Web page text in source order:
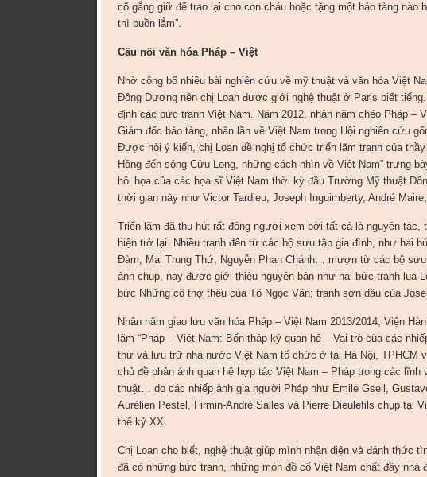
cố gắng giữ để trao lại cho con cháu hoặc tặng một bảo tàng
thì buồn lắm”.
Cầu nối văn hóa Pháp – Việt
Nhờ công bố nhiều bài nghiên cứu về mỹ thuật và văn hóa Việt
Đông Dương nên chị Loan được giới nghệ thuật ở Paris biết
định các bức tranh Việt Nam. Năm 2012, nhân năm chéo Pháp –
Giám đốc bảo tàng, nhân lần về Việt Nam trong Hội nghiên cứu
Được hỏi ý kiến, chị Loan đề nghị tổ chức triển lãm tranh của
Hồng đến sông Cửu Long, những cách nhìn về Việt Nam” trưng
hội họa của các họa sĩ Việt Nam thời kỳ đầu Trường Mỹ thuật
thời gian này như Victor Tardieu, Joseph Inguimberty, André
Triển lãm đã thu hút rất đông người xem bởi tất cả là nguyên
hiện trở lại. Nhiều tranh đến từ các bộ sưu tập gia đình, như hai
Đàm, Mai Trung Thứ, Nguyễn Phan Chánh… mượn từ các bộ
ảnh chụp, nay được giới thiệu nguyên bản như hai bức tranh lụa
bức Những cô thợ thêu của Tô Ngọc Vân; tranh sơn dầu của
Nhân năm giao lưu văn hóa Pháp – Việt Nam 2013/2014, Viện
lãm “Pháp – Việt Nam: Bốn thập kỷ quan hệ – Vai trò của các
thư và lưu trữ nhà nước Việt Nam tổ chức ở tại Hà Nội, TPHCM
chủ đề phản ánh quan hệ hợp tác Việt Nam – Pháp trong các
thuật… do các nhiếp ảnh gia người Pháp như Émile Gsell,
Aurélien Pestel, Firmin-André Salles và Pierre Dieulefils chụp tại
thế kỷ XX.
Chị Loan cho biết, nghệ thuật giúp mình nhận diện và đánh thức
đã có những bức tranh, những món đồ cổ Việt Nam chất đầy